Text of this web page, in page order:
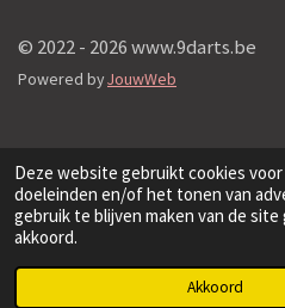
Deze website gebruikt cookies voor
doeleinden en/of het tonen van
gebruik te blijven maken van de site
akkoord.
Akkoord
© 2022 - 2026 www.9darts.be
Powered byJouwWeb